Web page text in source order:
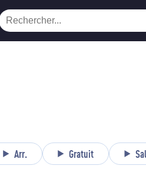
Arr. Gratuit